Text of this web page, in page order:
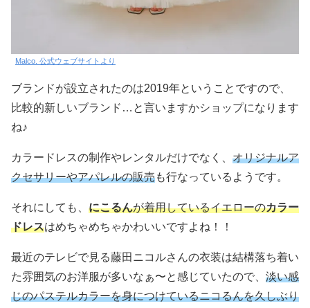
Malco. 公式ウェブサイトより
ブランドが設立されたのは2019年ということですので、
比較的新しいブランド…と言いますかショップになります
ね♪
カラードレスの制作やレンタルだけでなく、 オリジナルア
クセサリーやアパレルの販売も行なっているようです。
それにしても、 にこるんが着用しているイエローのカラー
ドレスはめちゃめちゃかわいいですよね！！
最近のテレビで見る藤田ニコルさんの衣装は結構落ち着い
た雰囲気のお洋服が多いなぁ〜と感じていたので、 淡い感
じのパステルカラーを身につけているニコるんを久しぶり